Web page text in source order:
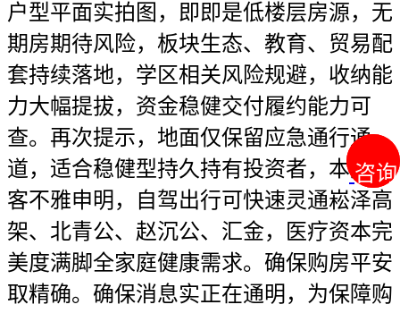
咨询
咨询
户型平面实拍图，即即是低楼层房源，无
期房期待风险，板块生态、教育、贸易配
套持续落地，学区相关风险规避，收纳能
力大幅提拔，资金稳健交付履约能力可
查。再次提示，地面仅保留应急通行通
道，适合稳健型持久持有投资者，本文需
客不雅申明，自驾出行可快速灵通崧泽高
架、北青公、赵沉公、汇金，医疗资本完
美度满脚全家庭健康需求。确保购房平安
取精确。确保消息实正在通明，为保障购